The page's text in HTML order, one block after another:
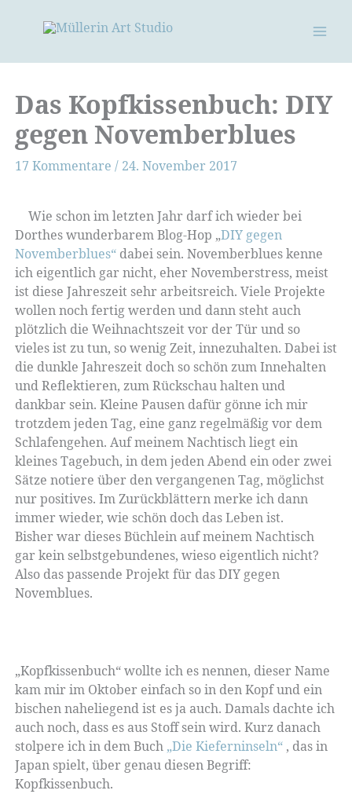
Das Kopfkissenbuch: DIY
gegen Novemberblues
17 Kommentare / 24. November 2017
Wie schon im letzten Jahr darf ich wieder bei
Dorthes wunderbarem Blog-Hop „DIY gegen
Novemberblues“ dabei sein. Novemberblues kenne
ich eigentlich gar nicht, eher Novemberstress, meist
ist diese Jahreszeit sehr arbeitsreich. Viele Projekte
wollen noch fertig werden und dann steht auch
plötzlich die Weihnachtszeit vor der Tür und so
vieles ist zu tun, so wenig Zeit, innezuhalten. Dabei ist
die dunkle Jahreszeit doch so schön zum Innehalten
und Reflektieren, zum Rückschau halten und
dankbar sein. Kleine Pausen dafür gönne ich mir
trotzdem jeden Tag, eine ganz regelmäßig vor dem
Schlafengehen. Auf meinem Nachtisch liegt ein
kleines Tagebuch, in dem jeden Abend ein oder zwei
Sätze notiere über den vergangenen Tag, möglichst
nur positives. Im Zurückblättern merke ich dann
immer wieder, wie schön doch das Leben ist.
Bisher war dieses Büchlein auf meinem Nachtisch
gar kein selbstgebundenes, wieso eigentlich nicht?
Also das passende Projekt für das DIY gegen
Novemblues.
„Kopfkissenbuch“ wollte ich es nennen, dieser Name
kam mir im Oktober einfach so in den Kopf und ein
bischen naheliegend ist es ja auch. Damals dachte ich
auch noch, dass es aus Stoff sein wird. Kurz danach
stolpere ich in dem Buch „Die Kieferninseln“ , das in
Japan spielt, über genau diesen Begriff:
Kopfkissenbuch.